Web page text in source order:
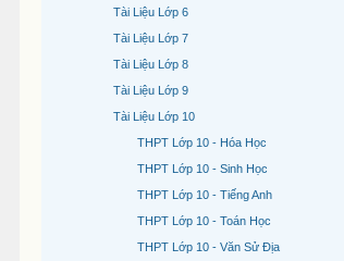
Tài Liệu Lớp 6
Tài Liệu Lớp 7
Tài Liệu Lớp 8
Tài Liệu Lớp 9
Tài Liệu Lớp 10
THPT Lớp 10 - Hóa Học
THPT Lớp 10 - Sinh Học
THPT Lớp 10 - Tiếng Anh
THPT Lớp 10 - Toán Học
THPT Lớp 10 - Văn Sử Địa